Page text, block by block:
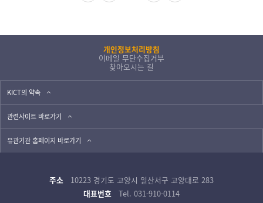
개인정보처리방침
이메일 무단수집거부
찾아오시는 길
KICT의 약속
관련사이트 바로가기
유관기관 홈페이지 바로가기
주소
10223 경기도 고양시 일산서구 고양대로 283
대표번호
Tel. 031-910-0114